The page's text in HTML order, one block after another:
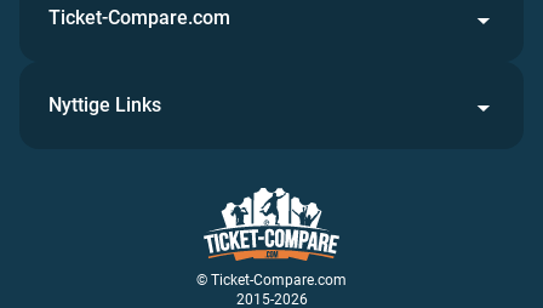
© Ticket-Compare.com
2015-2026
Ticket-Compare.com
Nyttige Links